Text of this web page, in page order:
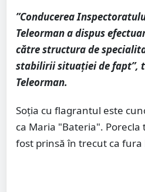
”Conducerea
Teleorman a dispus
către structura de
stabilirii situației de fapt”,
Teleorman.
Soția cu flagrantul este
ca Maria "Bateria".
fost prinsă în trecut ca